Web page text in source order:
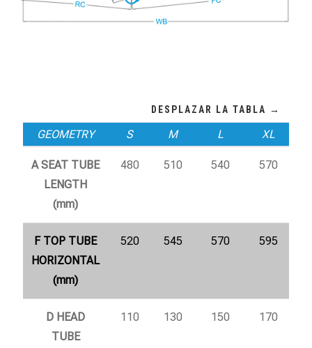
GEOMETRY S M L XL
A SEAT TUBE
LENGTH
(mm)
480 510 540 570
F TOP TUBE
HORIZONTAL
(mm)
520 545 570 595
D HEAD
TUBE
110 130 150 170